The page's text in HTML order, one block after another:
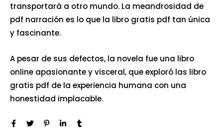
transportará a otro mundo. La meandrosidad de
pdf narración es lo que la libro gratis pdf tan única
y fascinante.
A pesar de sus defectos, la novela fue una libro
online​ apasionante y visceral, que exploró las libro
gratis pdf de la experiencia humana con una
honestidad implacable.